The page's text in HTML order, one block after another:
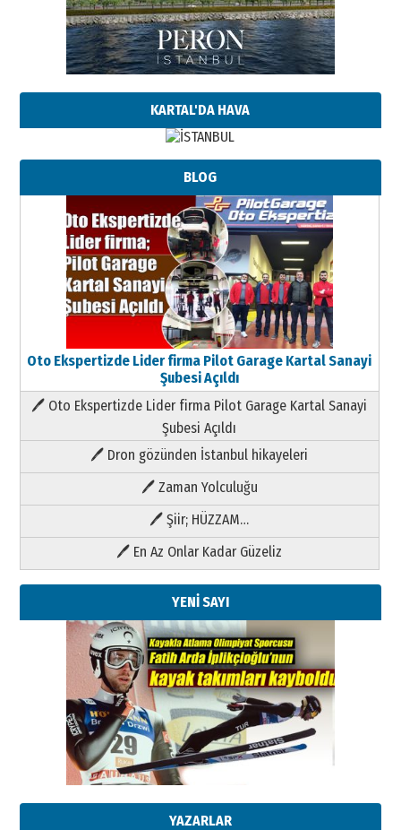
KARTAL'DA HAVA
BLOG
Oto Ekspertizde Lider firma Pilot Garage Kartal Sanayi
Şubesi Açıldı
🖊 Oto Ekspertizde Lider firma Pilot Garage Kartal Sanayi
Şubesi Açıldı
🖊 Dron gözünden İstanbul hikayeleri
🖊 Zaman Yolculuğu
🖊 Şiir; HÜZZAM…
🖊 En Az Onlar Kadar Güzeliz
YENİ SAYI
YAZARLAR
Kenan GÜLERCİ
Metin Külünk: Aileyi Korumak
11 Mayıs 2026 Pazartesi